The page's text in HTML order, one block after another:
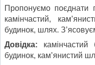
Пропонуємо поєднати
камінчастий,
будинок, шлях.
Довідка: камінчастий
будинок, кам’янистий